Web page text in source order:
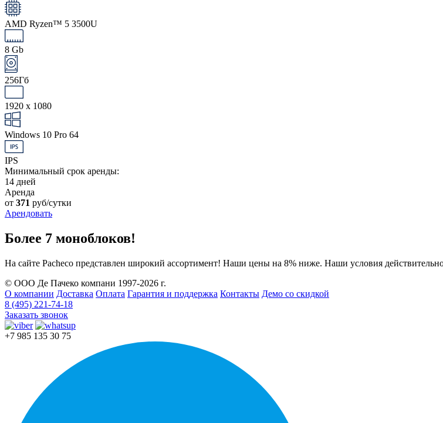
AMD Ryzen™ 5 3500U
8 Gb
256Гб
1920 x 1080
Windows 10 Pro 64
IPS
Минимальный срок аренды:
14 дней
Аренда
от 371 руб/сутки
Арендовать
Более 7 моноблоков!
На сайте Pacheco представлен широкий ассортимент! Наши цены на 8% ниже. Наши условия
© ООО Де Пачеко компани 1997-2026 г.
О компании Доставка Оплата Гарантия и поддержка Контакты Демо со скидкой
8 (495) 221-74-18
Заказать звонок
+7 985 135 30 75